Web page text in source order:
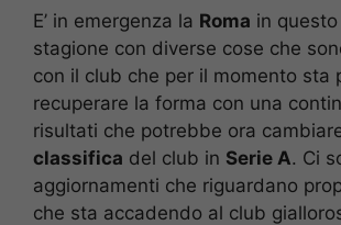
E’ in emergenza la Roma in
stagione con diverse cose che
con il club che per il momento sta
recuperare la forma con una
risultati che potrebbe ora
classifica del club in Serie A. Ci
aggiornamenti che riguardano
che sta accadendo al club